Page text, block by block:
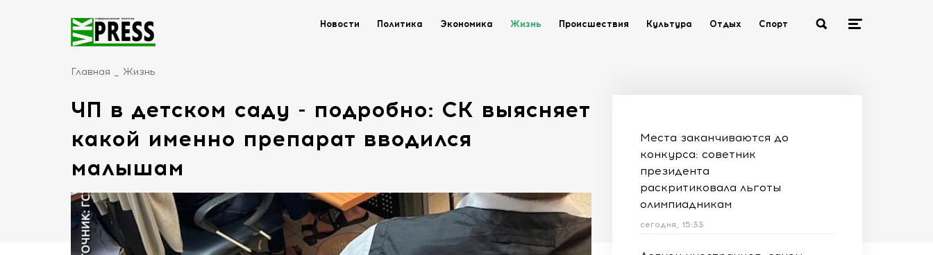
Новости Политика Экономика Жизнь Происшествия Культура Отдых Спорт
Главная Жизнь
ЧП в детском саду - подробно: СК выясняет
какой именно препарат вводился
малышам
Места заканчиваются до
конкурса: советник
президента
раскритиковала льготы
олимпиадникам
сегодня, 15:33